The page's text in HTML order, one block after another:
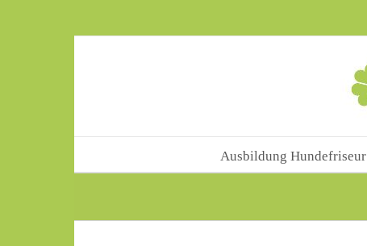
Ausbildung Hundefriseur